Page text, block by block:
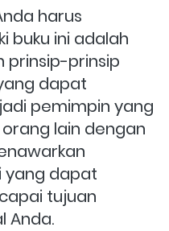
harus
buku ini adalah
prinsip-prinsip
dapat
pemimpin yang
lain dengan
yang dapat
tujuan
Anda.